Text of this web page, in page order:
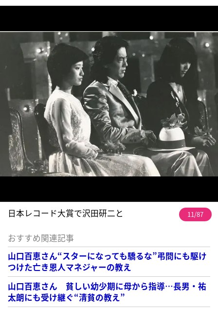
日本レコード大賞で沢田研二と 11/87
おすすめ関連記事
山口百恵さん“スターになっても驕るな”弔問にも駆け
つけた亡き恩人マネジャーの教え
山口百恵さん 貧しい幼少期に母から指導…長男・祐
太朗にも受け継ぐ“清貧の教え”